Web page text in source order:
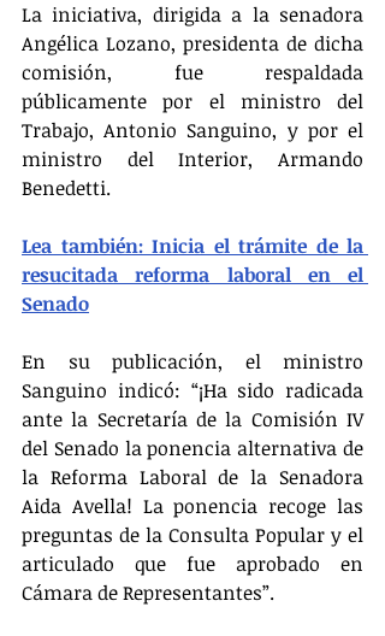
La iniciativa, dirigida a la senadora
Angélica Lozano, presidenta de dicha
comisión, fue respaldada
públicamente por el ministro del
Trabajo, Antonio Sanguino, y por el
ministro del Interior, Armando
Benedetti.
Lea también: Inicia el trámite de la
resucitada reforma laboral en el
Senado
En su publicación, el ministro
Sanguino indicó: “¡Ha sido radicada
ante la Secretaría de la Comisión IV
del Senado la ponencia alternativa de
la Reforma Laboral de la Senadora
Aida Avella! La ponencia recoge las
preguntas de la Consulta Popular y el
articulado que fue aprobado en
Cámara de Representantes”.